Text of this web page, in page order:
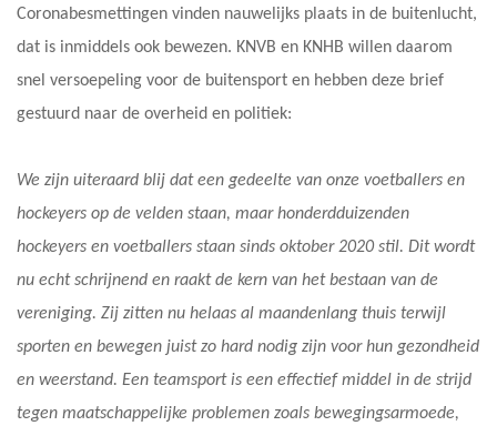
Coronabesmettingen vinden nauwelijks plaats in de buitenlucht,
dat is inmiddels ook bewezen. KNVB en KNHB willen daarom
snel versoepeling voor de buitensport en hebben deze brief
gestuurd naar de overheid en politiek:
We zijn uiteraard blij dat een gedeelte van onze voetballers en
hockeyers op de velden staan, maar honderdduizenden
hockeyers en voetballers staan sinds oktober 2020 stil. Dit wordt
nu echt schrijnend en raakt de kern van het bestaan van de
vereniging. Zij zitten nu helaas al maandenlang thuis terwijl
sporten en bewegen juist zo hard nodig zijn voor hun gezondheid
en weerstand. Een teamsport is een effectief middel in de strijd
tegen maatschappelijke problemen zoals bewegingsarmoede,